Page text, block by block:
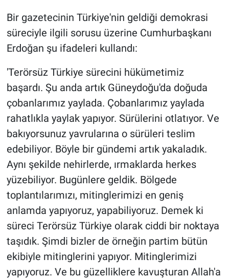
Bir gazetecinin Türkiye'nin geldiği demokrasi
süreciyle ilgili sorusu üzerine Cumhurbaşkanı
Erdoğan şu ifadeleri kullandı:
'Terörsüz Türkiye sürecini hükümetimiz
başardı. Şu anda artık Güneydoğu'da doğuda
çobanlarımız yaylada. Çobanlarımız yaylada
rahatlıkla yaylak yapıyor. Sürülerini otlatıyor. Ve
bakıyorsunuz yavrularına o sürüleri teslim
edebiliyor. Böyle bir gündemi artık yakaladık.
Aynı şekilde nehirlerde, ırmaklarda herkes
yüzebiliyor. Bugünlere geldik. Bölgede
toplantılarımızı, mitinglerimizi en geniş
anlamda yapıyoruz, yapabiliyoruz. Demek ki
süreci Terörsüz Türkiye olarak ciddi bir noktaya
taşıdık. Şimdi bizler de örneğin partim bütün
ekibiyle mitinglerini yapıyor. Mitinglerimizi
yapıyoruz. Ve bu güzelliklere kavuşturan Allah'a